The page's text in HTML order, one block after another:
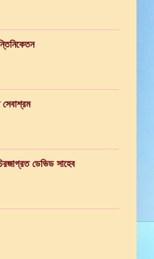
সেবাশ্রম
ডেভিড সাহেব